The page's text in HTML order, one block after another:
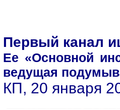
Первый канал
Ее «Основной
ведущая
КП, 20 января